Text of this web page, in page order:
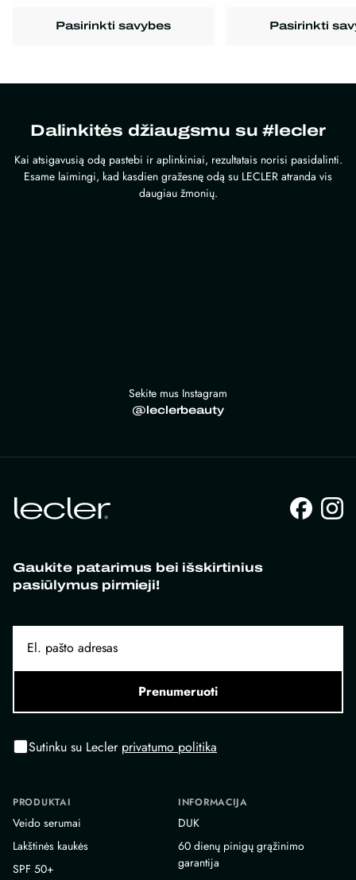
Pasirinkti savybes
chosen
on
Pasirinkti
product
may
be
chosen
Dalinkitės džiaugsmu su #lecler
Kai atsigavusią odą pastebi ir aplinkiniai, rezultatais norisi pasidalinti.
Esame laimingi, kad kasdien gražesnę odą su LECLER atranda vis
daugiau žmonių.
Sekite mus Instagram
@leclerbeauty
Gaukite patarimus bei išskirtinius
pasiūlymus pirmieji!
Prenumeruoti
Sutinku su Lecler privatumo politika
PRODUKTAI
Veido serumai
Lakštinės kaukės
SPF 50+
INFORMACIJA
DUK
60 dienų pinigų grąžinimo
garantija